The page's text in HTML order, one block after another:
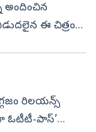
అందించిన
ఈ చిత్రం
రిలయన్స్
ఓటీటీ-పాస్’